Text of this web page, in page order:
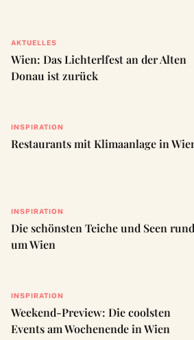
AKTUELLES
Wien: Das Lichterlfest an der Alten
Donau ist zurück
INSPIRATION
Restaurants mit Klimaanlage in
INSPIRATION
Die schönsten Teiche und Seen rund
um Wien
INSPIRATION
Weekend-Preview: Die coolsten
Events am Wochenende in Wien